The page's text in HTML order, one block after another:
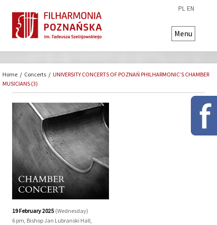
PL EN
Menu
Home / Concerts / UNIVERSITY CONCERTS OF POZNAŃ PHILHARMONIC’S CHAMBER
MUSICIANS (3)
19 February 2025 (Wednesday)
6 pm, Bishop Jan Lubranski Hall,